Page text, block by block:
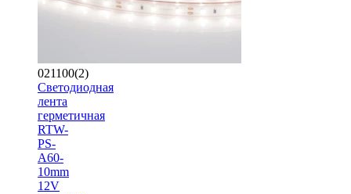
021100(2)
Светодиодная
лента
герметичная
RTW-
PS-
A60-
10mm
12V